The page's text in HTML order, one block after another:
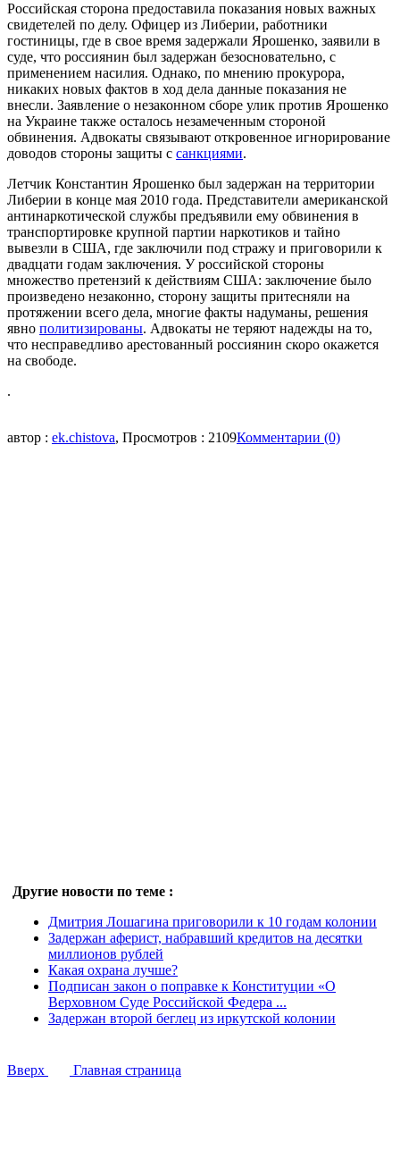
Российская сторона предоставила показания новых важных
свидетелей по делу. Офицер из Либерии, работники
гостиницы, где в свое время задержали Ярошенко, заявили в
суде, что россиянин был задержан безосновательно, с
применением насилия. Однако, по мнению прокурора,
никаких новых фактов в ход дела данные показания не
внесли. Заявление о незаконном сборе улик против Ярошенко
на Украине также осталось незамеченным стороной
обвинения. Адвокаты связывают откровенное игнорирование
доводов стороны защиты с санкциями.
Летчик Константин Ярошенко был задержан на территории
Либерии в конце мая 2010 года. Представители американской
антинаркотической службы предъявили ему обвинения в
транспортировке крупной партии наркотиков и тайно
вывезли в США, где заключили под стражу и приговорили к
двадцати годам заключения. У российской стороны
множество претензий к действиям США: заключение было
произведено незаконно, сторону защиты притесняли на
протяжении всего дела, многие факты надуманы, решения
явно политизированы. Адвокаты не теряют надежды на то,
что несправедливо арестованный россиянин скоро окажется
на свободе.
.
автор : ek.chistova, Просмотров : 2109Комментарии (0)
Другие новости по теме :
Дмитрия Лошагина приговорили к 10 годам колонии
Задержан аферист, набравший кредитов на десятки
миллионов рублей
Какая охрана лучше?
Подписан закон о поправке к Конституции «О
Верховном Суде Российской Федера ...
Задержан второй беглец из иркутской колонии
Вверх Главная страница